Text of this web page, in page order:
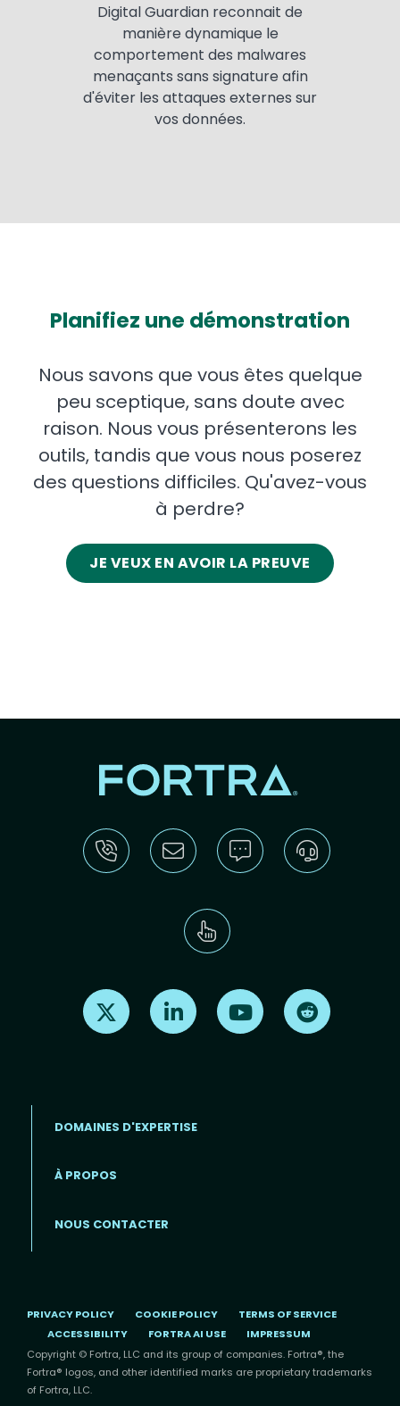
Digital Guardian reconnait de
manière dynamique le
comportement des malwares
menaçants sans signature afin
d'éviter les attaques externes sur
vos données.
Planifiez une démonstration
Nous savons que vous êtes quelque
peu sceptique, sans doute avec
raison. Nous vous présenterons les
outils, tandis que vous nous poserez
des questions difficiles. Qu'avez-vous
à perdre?
JE VEUX EN AVOIR LA PREUVE
Find us on X Find us on LinkedInFind us on Youtube
DOMAINES D'EXPERTISE
À PROPOS
NOUS CONTACTER
PRIVACY POLICY COOKIE POLICY
TERMS OF SERVICE
ACCESSIBILITY
FORTRA AI USE
IMPRESSUM
Copyright © Fortra, LLC and its group of companies. Fortra®, the
Fortra® logos, and other identified marks are proprietary trademarks
of Fortra, LLC.